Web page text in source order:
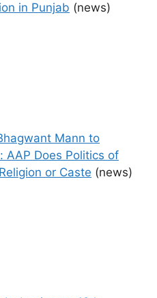
in Punjab (news)
Mann to
AAP Does Politics of
or Caste (news)